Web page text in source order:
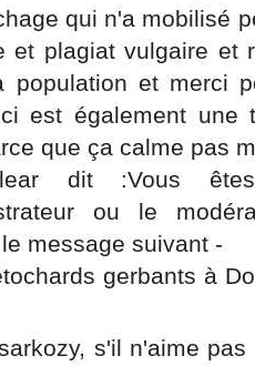
qui n'a mobilisé
et plagiat vulgaire et
population et merci
est également une
que ça calme pas
dit :Vous
ou le
message suivant -
gerbants à
s'il n'aime